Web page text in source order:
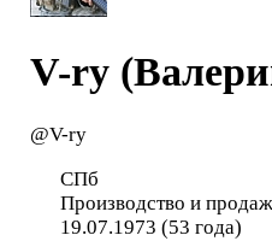
V-ry
@V-ry
СПб
Производство и
19.07.1973 (53 года)